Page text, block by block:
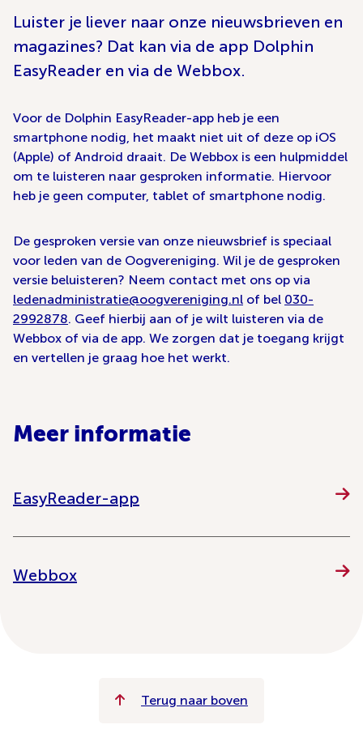
Luister je liever naar onze nieuwsbrieven en
magazines? Dat kan via de app Dolphin
EasyReader en via de Webbox.
Voor de Dolphin EasyReader-app heb je een
smartphone nodig, het maakt niet uit of deze op iOS
(Apple) of Android draait. De Webbox is een hulpmiddel
om te luisteren naar gesproken informatie. Hiervoor
heb je geen computer, tablet of smartphone nodig.
De gesproken versie van onze nieuwsbrief is speciaal
voor leden van de Oogvereniging. Wil je de gesproken
versie beluisteren? Neem contact met ons op via
ledenadministratie@oogvereniging.nl of bel 030-
2992878. Geef hierbij aan of je wilt luisteren via de
Webbox of via de app. We zorgen dat je toegang krijgt
en vertellen je graag hoe het werkt.
Meer informatie
EasyReader-app
Webbox
Terug naar boven